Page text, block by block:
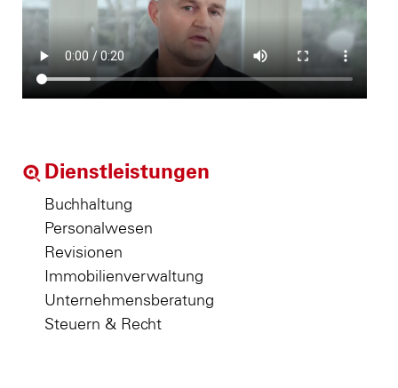
Dienstleistungen
Buchhaltung
Personalwesen
Revisionen
Immobilienverwaltung
Unternehmensberatung
Steuern & Recht